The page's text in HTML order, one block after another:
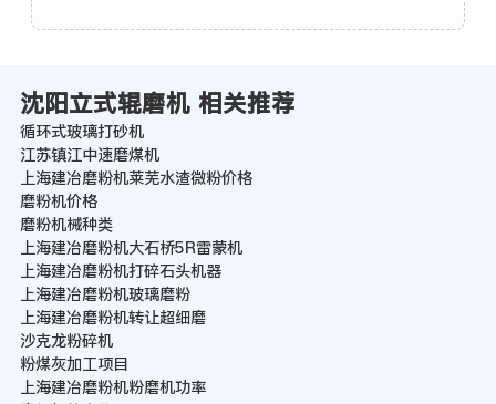
沈阳立式辊磨机 相关推荐
循环式玻璃打砂机
江苏镇江中速磨煤机
上海建冶磨粉机莱芜水渣微粉价格
磨粉机价格
磨粉机械种类
上海建冶磨粉机大石桥5R雷蒙机
上海建冶磨粉机打碎石头机器
上海建冶磨粉机玻璃磨粉
上海建冶磨粉机转让超细磨
沙克龙粉碎机
粉煤灰加工项目
上海建冶磨粉机粉磨机功率